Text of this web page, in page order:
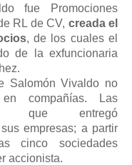
fue Promociones
RL de CV, creada el
, de los cuales el
de la exfuncionaria
Salomón Vivaldo no
compañías. Las
que entregó
empresas; a partir
cinco sociedades
accionista.